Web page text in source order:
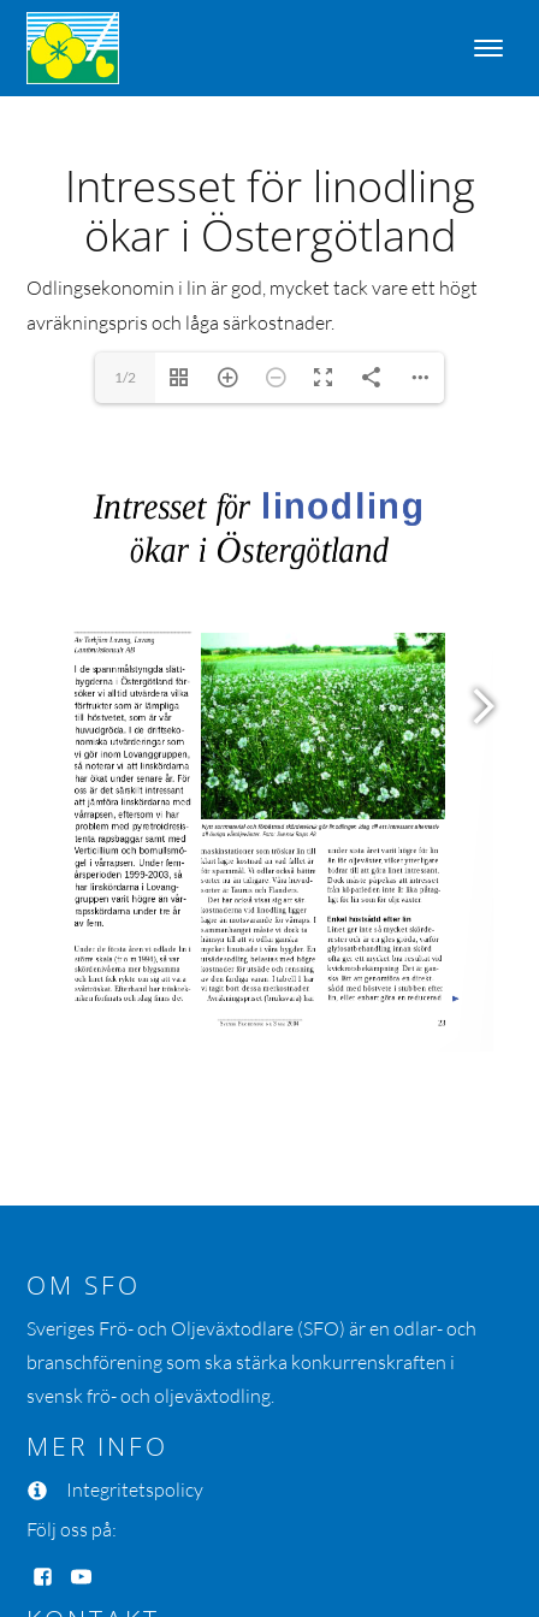
Intresset för linodling
ökar i Östergötland
Odlingsekonomin i lin är god, mycket tack vare ett högt
avräkningspris och låga särkostnader.
1/2
OM SFO
Sveriges Frö- och Oljeväxtodlare (SFO) är en odlar- och
branschförening som ska stärka konkurrenskraften i
svensk frö- och oljeväxtodling.
MER INFO
Integritetspolicy
Följ oss på: